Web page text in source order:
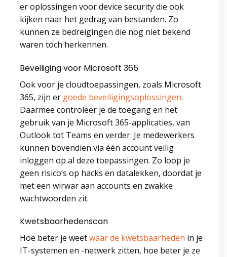
er oplossingen voor device security die ook
kijken naar het gedrag van bestanden. Zo
kunnen ze bedreigingen die nog niet bekend
waren toch herkennen.
Beveiliging voor Microsoft 365
Ook voor je cloudtoepassingen, zoals Microsoft
365, zijn er goede beveiligingsoplossingen.
Daarmee controleer je de toegang en het
gebruik van je Microsoft 365-applicaties, van
Outlook tot Teams en verder. Je medewerkers
kunnen bovendien via één account veilig
inloggen op al deze toepassingen. Zo loop je
geen risico’s op hacks en datalekken, doordat je
met een wirwar aan accounts en zwakke
wachtwoorden zit.
Kwetsbaarhedenscan
Hoe beter je weetwaar de kwetsbaarheden in je
IT-systemen en -netwerk zitten, hoe beter je ze